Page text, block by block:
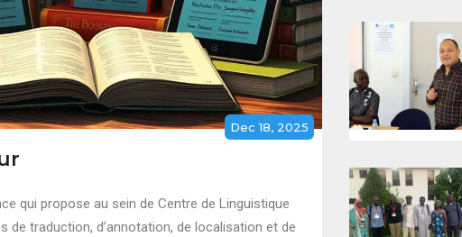
Dec 18, 2025
qui propose au sein de Centre de Linguistique
de traduction, d’annotation, de localisation et de